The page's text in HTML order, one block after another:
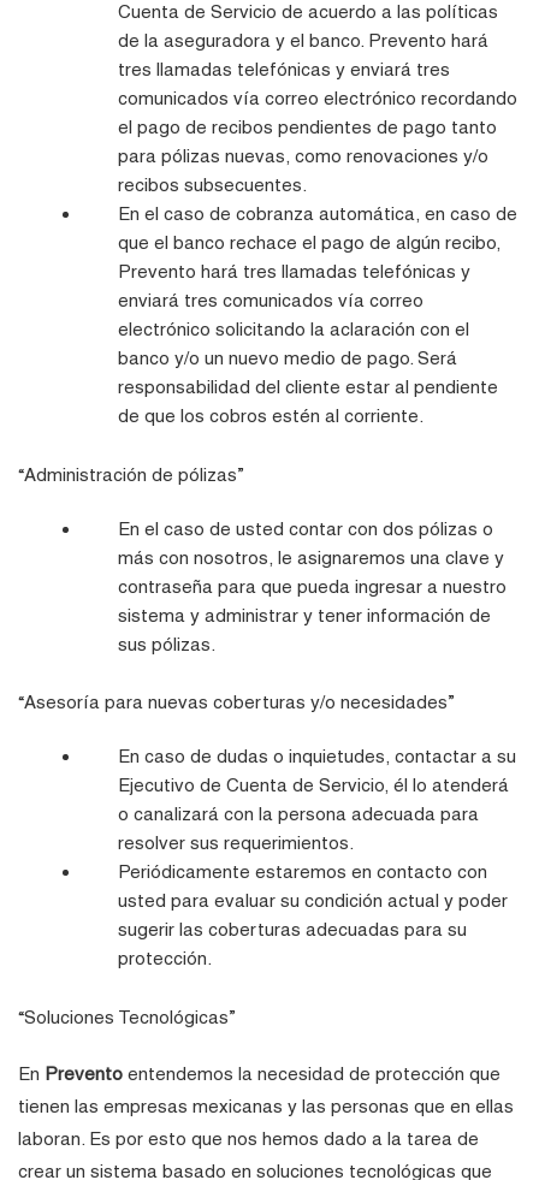
Cuenta de Servicio de acuerdo a las políticas
de la aseguradora y el banco. Prevento hará
tres llamadas telefónicas y enviará tres
comunicados vía correo electrónico recordando
el pago de recibos pendientes de pago tanto
para pólizas nuevas, como renovaciones y/o
recibos subsecuentes.
En el caso de cobranza automática, en caso de
que el banco rechace el pago de algún recibo,
Prevento hará tres llamadas telefónicas y
enviará tres comunicados vía correo
electrónico solicitando la aclaración con el
banco y/o un nuevo medio de pago. Será
responsabilidad del cliente estar al pendiente
de que los cobros estén al corriente.
“Administración de pólizas”
En el caso de usted contar con dos pólizas o
más con nosotros, le asignaremos una clave y
contraseña para que pueda ingresar a nuestro
sistema y administrar y tener información de
sus pólizas.
“Asesoría para nuevas coberturas y/o necesidades”
En caso de dudas o inquietudes, contactar a su
Ejecutivo de Cuenta de Servicio, él lo atenderá
o canalizará con la persona adecuada para
resolver sus requerimientos.
Periódicamente estaremos en contacto con
usted para evaluar su condición actual y poder
sugerir las coberturas adecuadas para su
protección.
“Soluciones Tecnológicas”
En Prevento entendemos la necesidad de protección que
tienen las empresas mexicanas y las personas que en ellas
laboran. Es por esto que nos hemos dado a la tarea de
crear un sistema basado en soluciones tecnológicas que